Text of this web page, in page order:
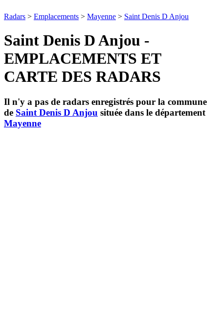
Radars > Emplacements > Mayenne > Saint Denis D Anjou
Saint Denis D Anjou -
EMPLACEMENTS ET
CARTE DES RADARS
Il n'y a pas de radars enregistrés pour la commune
de Saint Denis D Anjou située dans le département
Mayenne